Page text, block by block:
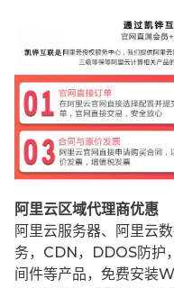
阿里云区域代理商优惠
阿里云服务器、阿里云
务，CDN，DDOS防护
间件等产品，免费安装